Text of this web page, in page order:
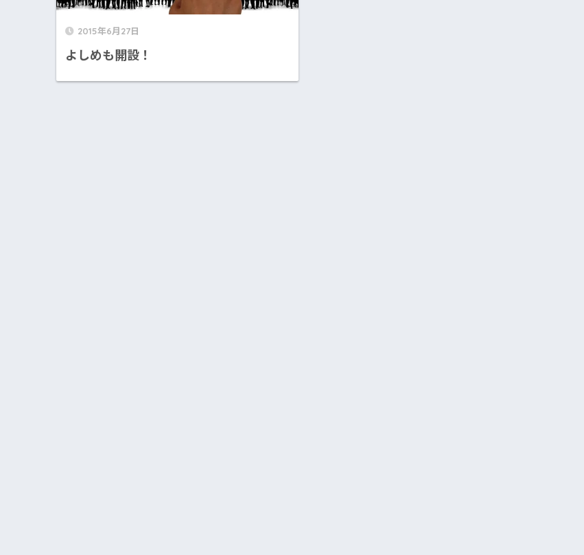
2015年6月27日
よしめも開設！